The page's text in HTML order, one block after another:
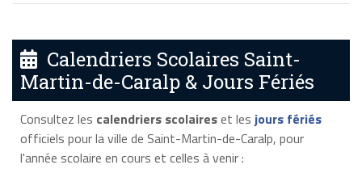
Calendriers Scolaires Saint-
Martin-de-Caralp & Jours Fériés
Consultez les calendriers scolaireset les jours fériés
officiels pour la ville de Saint-Martin-de-Caralp, pour
l'année scolaire en cours et celles à venir :